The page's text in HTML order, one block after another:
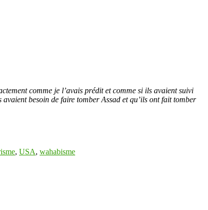
comme je l’avais prédit et comme si ils avaient suivi
besoin de faire tomber Assad et qu’ils ont fait tomber
, USA, wahabisme